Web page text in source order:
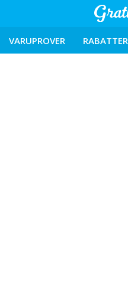
VARUPROVER RABATTER